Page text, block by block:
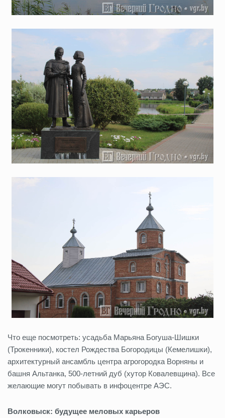
Что еще посмотреть: усадьба Марьяна Богуша-Шишки
(Трокенники), костел Рождества Богородицы (Кемелишки),
архитектурный ансамбль центра агрогородка Ворняны и
башня Альтанка, 500-летний дуб (хутор Ковалевщина). Все
желающие могут побывать в инфоцентре АЭС.
Волковыск: будущее меловых карьеров